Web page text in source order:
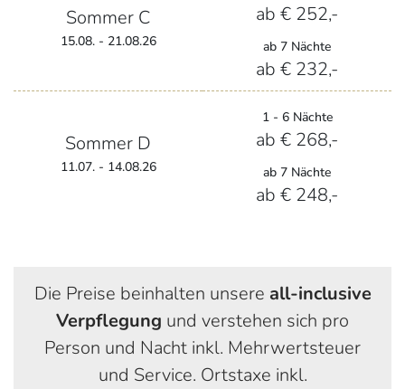
Sommer C
15.08. - 21.08.26
ab € 252,-
ab 7 Nächte
ab € 232,-
Sommer D
11.07. - 14.08.26
1 - 6 Nächte
ab € 268,-
ab 7 Nächte
ab € 248,-
Die Preise beinhalten unsere all-inclusive
Verpflegung und verstehen sich pro
Person und Nacht inkl. Mehrwertsteuer
und Service. Ortstaxe inkl.